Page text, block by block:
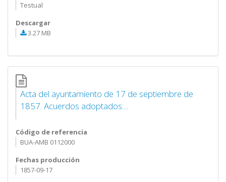
Testual
Descargar
3.27 MB
Acta del ayuntamiento de 17 de septiembre de
1857. Acuerdos adoptados:...
Código de referencia
BUA-AMB 0112000
Fechas producción
1857-09-17